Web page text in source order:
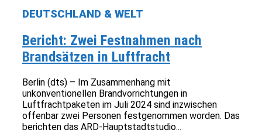
DEUTSCHLAND & WELT
Bericht: Zwei Festnahmen nach
Brandsätzen in Luftfracht
Berlin (dts) – Im Zusammenhang mit
unkonventionellen Brandvorrichtungen in
Luftfrachtpaketen im Juli 2024 sind inzwischen
offenbar zwei Personen festgenommen worden. Das
berichten das ARD-Hauptstadtstudio...